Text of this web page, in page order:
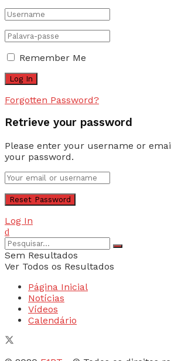
Remember Me
Forgotten Password?
Retrieve your password
Please enter your username or
your password.
Log In
Sem Resultados
Ver Todos os Resultados
Página Inicial
Notícias
Vídeos
Calendário